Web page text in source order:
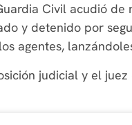
Civil acudió
y detenido por
agentes,
judicial y el